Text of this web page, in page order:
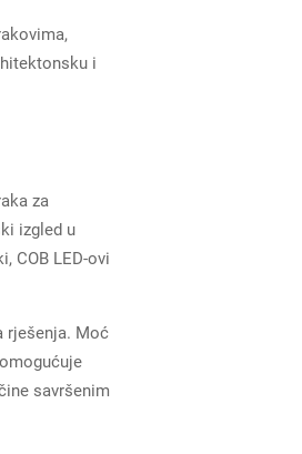
i
za
izgled u
COB LED-ovi
rješenja. Moć
savršenim